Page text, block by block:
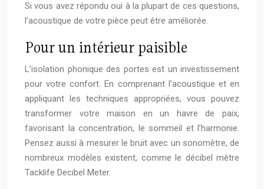
Si vous avez répondu oui à la plupart de ces questions,
l’acoustique de votre pièce peut être améliorée.
Pour un intérieur paisible
L’isolation phonique des portes est un investissement
pour votre confort. En comprenant l’acoustique et en
appliquant les techniques appropriées, vous pouvez
transformer votre maison en un havre de paix,
favorisant la concentration, le sommeil et l’harmonie.
Pensez aussi à mesurer le bruit avec un sonomètre, de
nombreux modèles existent, comme le décibel mètre
Tacklife Decibel Meter.